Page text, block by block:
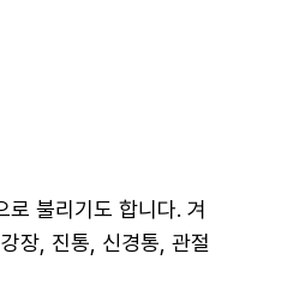
불리기도 합니다. 겨
장, 진통, 신경통, 관절